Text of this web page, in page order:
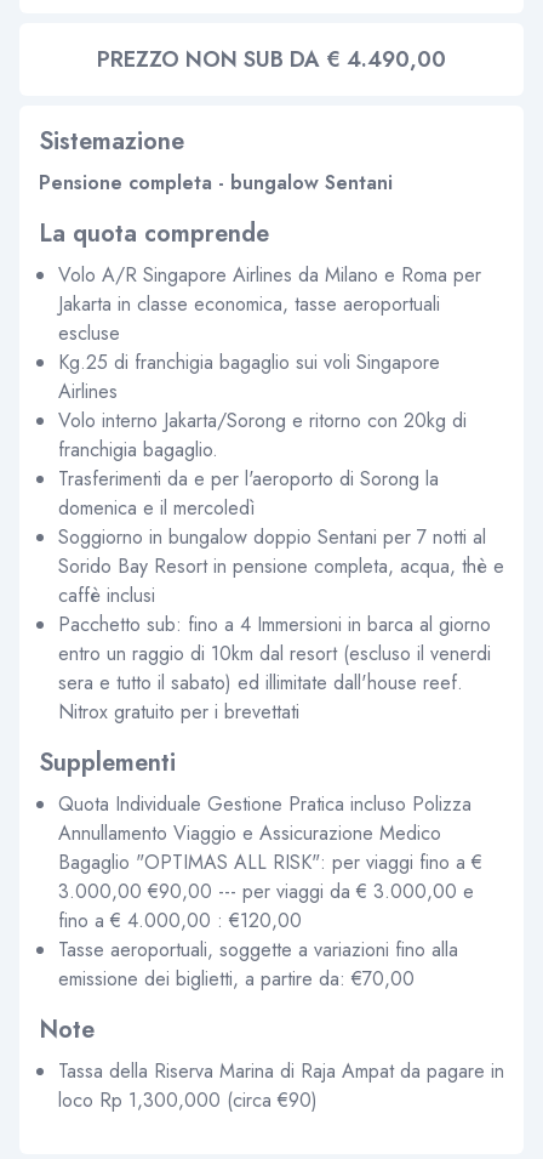
PREZZO NON SUB DA € 4.490,00
Sistemazione
Pensione completa - bungalow Sentani
La quota comprende
Volo A/R Singapore Airlines da Milano e Roma per
Jakarta in classe economica, tasse aeroportuali
escluse
Kg.25 di franchigia bagaglio sui voli Singapore
Airlines
Volo interno Jakarta/Sorong e ritorno con 20kg di
franchigia bagaglio.
Trasferimenti da e per l'aeroporto di Sorong la
domenica e il mercoledì
Soggiorno in bungalow doppio Sentani per 7 notti al
Sorido Bay Resort in pensione completa, acqua, thè e
caffè inclusi
Pacchetto sub: fino a 4 Immersioni in barca al giorno
entro un raggio di 10km dal resort (escluso il venerdi
sera e tutto il sabato) ed illimitate dall'house reef.
Nitrox gratuito per i brevettati
Supplementi
Quota Individuale Gestione Pratica incluso Polizza
Annullamento Viaggio e Assicurazione Medico
Bagaglio "OPTIMAS ALL RISK": per viaggi fino a €
3.000,00 €90,00 --- per viaggi da € 3.000,00 e
fino a € 4.000,00 : €120,00
Tasse aeroportuali, soggette a variazioni fino alla
emissione dei biglietti, a partire da: €70,00
Note
Tassa della Riserva Marina di Raja Ampat da pagare in
loco Rp 1,300,000 (circa €90)